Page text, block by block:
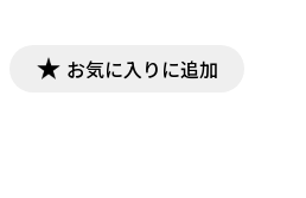
お気に入りに追加